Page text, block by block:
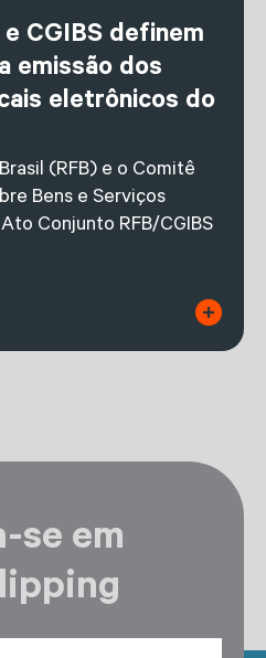
CGIBS definem
emissão dos
eletrônicos do
(RFB) e o Comitê
Bens e Serviços
Conjunto RFB/CGIBS
se em